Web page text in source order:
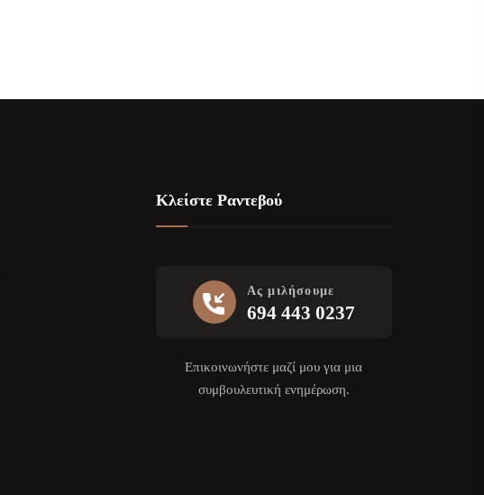
Κλείστε Ραντεβού
Ας μιλήσουμε
694 443 0237
Επικοινωνήστε μαζί μου για μια
συμβουλευτική ενημέρωση.